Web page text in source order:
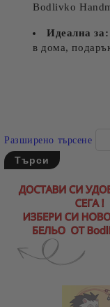
Bodlivko
Идеална за:
в дома,
Разширено търсене